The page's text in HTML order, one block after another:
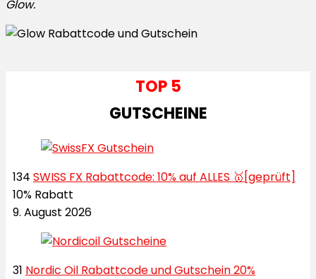
Glow.
TOP 5
GUTSCHEINE
134 SWISS FX Rabattcode: 10% auf ALLES 🥇[geprüft]
10% Rabatt
9. August 2026
31 Nordic Oil Rabattcode und Gutschein 20%